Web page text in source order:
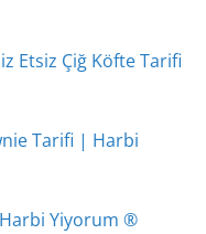
Etsiz Çiğ Köfte Tarifi
Tarifi | Harbi
Harbi Yiyorum ®